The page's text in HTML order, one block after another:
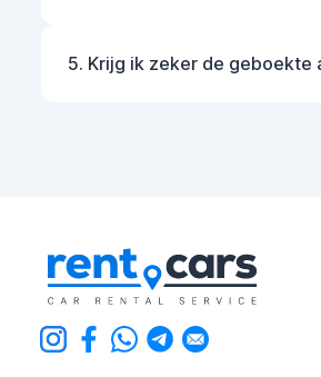
5. Krijg ik zeker de geboekte